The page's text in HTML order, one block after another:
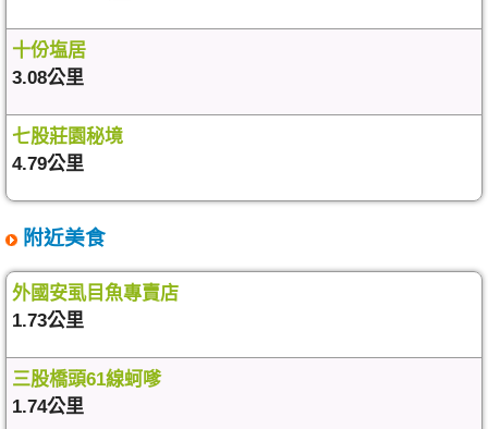
十份塩居
3.08公里
七股莊園秘境
4.79公里
附近美食
外國安虱目魚專賣店
1.73公里
三股橋頭61線蚵嗲
1.74公里